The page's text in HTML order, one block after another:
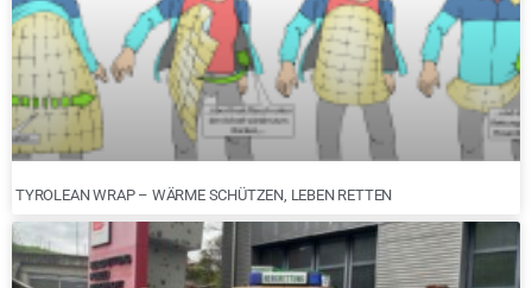
TYROLEAN WRAP – WÄRME SCHÜTZEN, LEBEN RETTEN